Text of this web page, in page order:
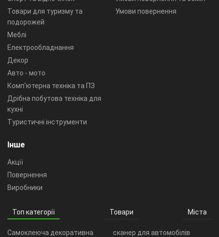
Товари для туризму та
подорожей
Меблі
Електрообладнання
Декор
Авто - мото
Комп'ютерна техніка та ПЗ
Дрібна побутова техніка для
кухні
Туристичні інструменти
Умови повернення
Інше
Акції
Повернення
Виробники
Топ категорії Товари Міста
Самоклеюча декоративна
сканер для автомобілів